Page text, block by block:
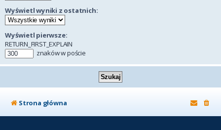
Wyświetl wyniki z ostatnich:
Wyświetl pierwsze:
RETURN_FIRST_EXPLAIN
znaków w poście
Strona główna